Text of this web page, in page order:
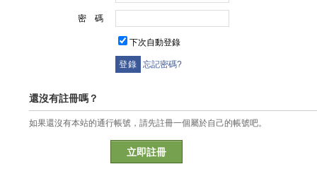
密 碼
下次自動登錄
忘記密碼?
還沒有註冊嗎？
如果還沒有本站的通行帳號，請先註冊一個屬於自己的帳號吧。
立即註冊